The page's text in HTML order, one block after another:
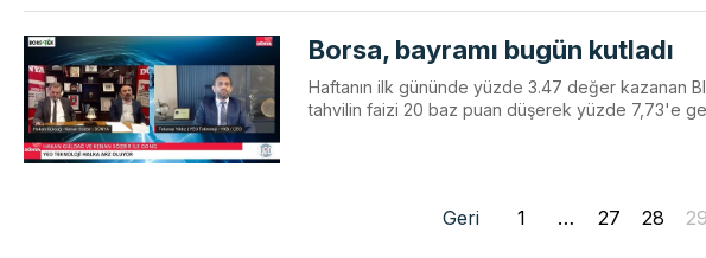
Borsa, bayramı bugün kutladı
Haftanın ilk gününde yüzde 3.47 değer kazanan
tahvilin faizi 20 baz puan düşerek yüzde 7,73'e
Geri 1 … 27 28 29